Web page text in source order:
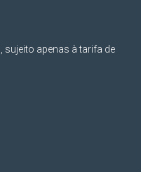
apenas à tarifa de